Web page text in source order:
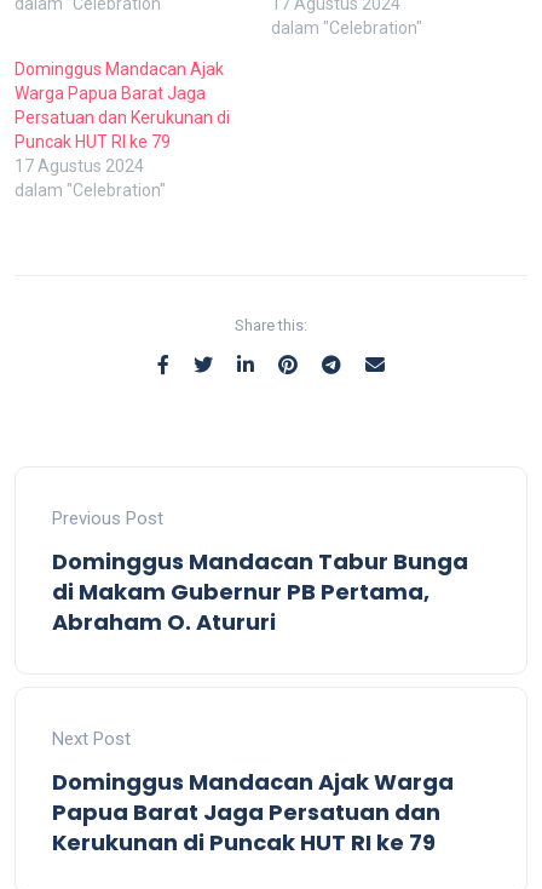
dalam "Celebration"
Dominggus Mandacan Ajak
Warga Papua Barat Jaga
Persatuan dan Kerukunan di
Puncak HUT RI ke 79
17 Agustus 2024
dalam "Celebration"
Share this:
Previous Post
Dominggus Mandacan Tabur Bunga
di Makam Gubernur PB Pertama,
Abraham O. Atururi
Next Post
Dominggus Mandacan Ajak Warga
Papua Barat Jaga Persatuan dan
Kerukunan di Puncak HUT RI ke 79